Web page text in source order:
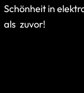
Schönheit in
als zuvor!